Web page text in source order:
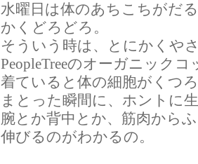
水曜日は体のあちこちがだ
かくどろどろ。
そういう時は、とにかくや
PeopleTreeのオーガニック
着ていると体の細胞がくつ
まとった瞬間に、ホントに
腕とか背中とか、筋肉から
伸びるのがわかるの。